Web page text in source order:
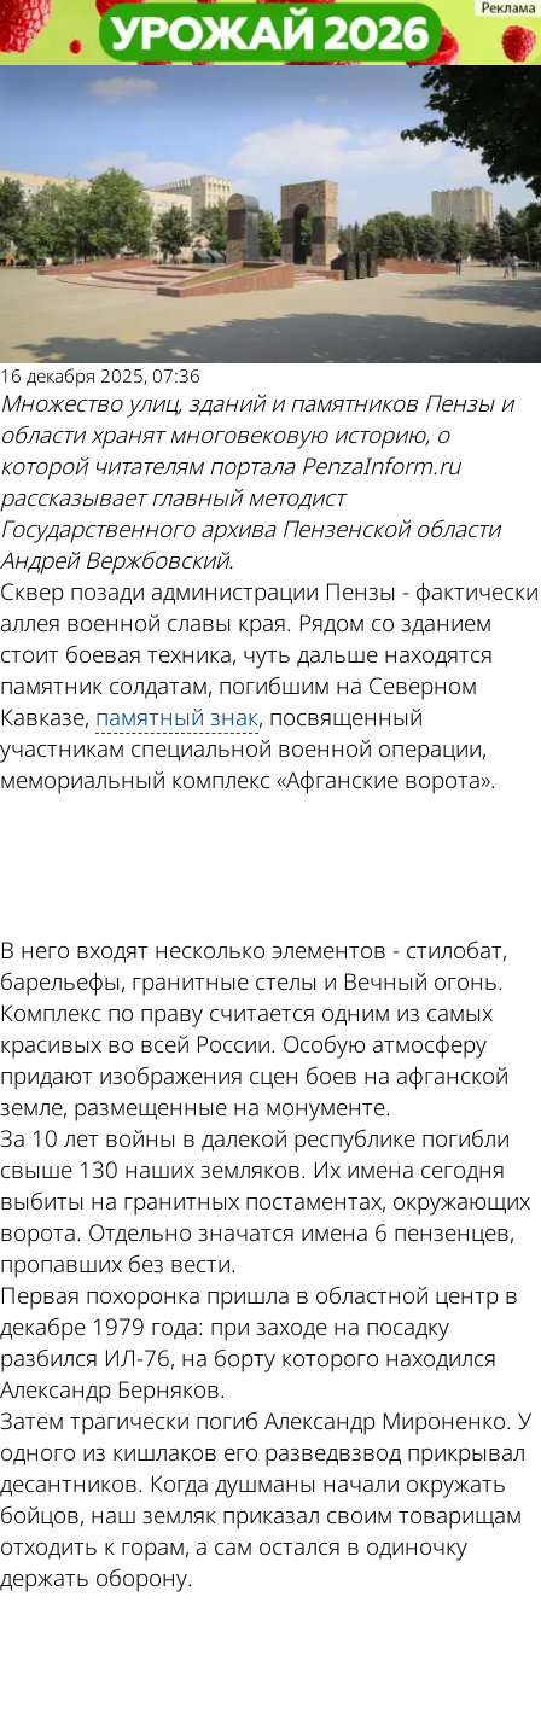
История Пензы: Память погибших
в Афгане пензенцев увековечена
История
16 декабря 2025, 07:36
Множество улиц, зданий и памятников Пензы и
области хранят многовековую историю, о
которой читателям портала PenzaInform.ru
рассказывает главный методист
Государственного архива Пензенской области
Андрей Вержбовский.
Сквер позади администрации Пензы - фактически
аллея военной славы края. Рядом со зданием
стоит боевая техника, чуть дальше находятся
памятник солдатам, погибшим на Северном
Кавказе, памятный знак, посвященный
участникам специальной военной операции,
мемориальный комплекс «Афганские ворота».
В него входят несколько элементов - стилобат,
барельефы, гранитные стелы и Вечный огонь.
Комплекс по праву считается одним из самых
красивых во всей России. Особую атмосферу
придают изображения сцен боев на афганской
земле, размещенные на монументе.
За 10 лет войны в далекой республике погибли
свыше 130 наших земляков. Их имена сегодня
выбиты на гранитных постаментах, окружающих
ворота. Отдельно значатся имена 6 пензенцев,
пропавших без вести.
Первая похоронка пришла в областной центр в
декабре 1979 года: при заходе на посадку
разбился ИЛ-76, на борту которого находился
Александр Берняков.
Затем трагически погиб Александр Мироненко. У
одного из кишлаков его разведвзвод прикрывал
десантников. Когда душманы начали окружать
бойцов, наш земляк приказал своим товарищам
отходить к горам, а сам остался в одиночку
держать оборону.
История Пензы: Память погибших
в Афгане пензенцев увековечена
История
Другие новости
по теме
Погода и курсы
валют в Пензе